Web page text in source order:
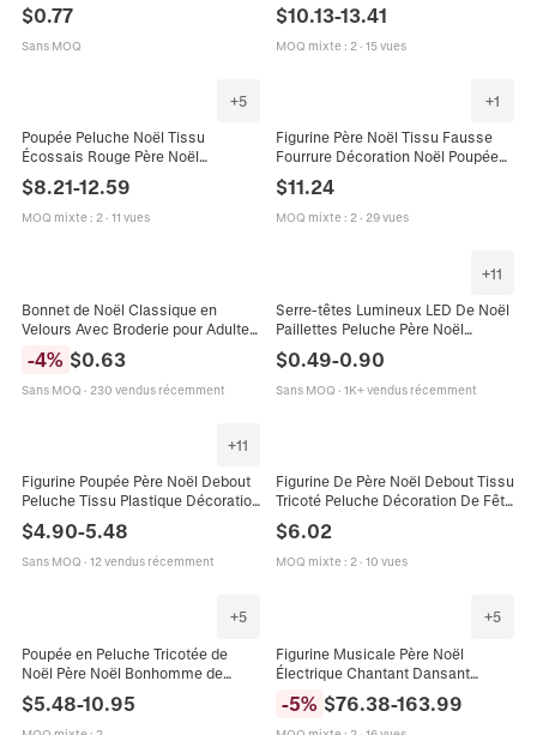
Neige Renne Épingles À Cheveux
Accessoires De Fête
$0.77
Sans MOQ
Neige Renne Figurines Tissu
Jambe Télescopique Décoration
Maison Cadeau
$10.13-13.41
MOQ mixte: 2· 15 vues
+5
Poupée Peluche Noël Tissu
Écossais Rouge Père Noël
Bonhomme Neige Renne Jambes
Télescopiques Décoration Maison
Fête
$8.21-12.59
MOQ mixte: 2· 11 vues
+1
Figurine Père Noël Tissu Fausse
Fourrure Décoration Noël Poupée
Debout Avec Sac Cadeau Lanterne
Ornement Traditionnel
$11.24
MOQ mixte: 2· 29 vues
Bonnet de Noël Classique en
Velours Avec Broderie pour Adultes
Bonhomme de Neige Bonnet de
Fête
-4% $0.63
Sans MOQ · 230 vendus récemment
+11
Serre-têtes Lumineux LED De Noël
Paillettes Peluche Père Noël
Accessoires Cheveux Fête
$0.49-0.90
Sans MOQ · 1K+ vendus récemment
+11
Figurine Poupée Père Noël Debout
Peluche Tissu Plastique Décoration
De Table Noël Fête Ornement De
Vitrine
$4.90-5.48
Sans MOQ · 12 vendus récemment
Figurine De Père Noël Debout Tissu
Tricoté Peluche Décoration De Fête
Style Nordique Ornement De
Bureau Décoration De Noël
$6.02
MOQ mixte: 2· 10 vues
+5
Poupée en Peluche Tricotée de
Noël Père Noël Bonhomme de
Jambe Ornement Maison Fête
Nouvel An
$5.48-10.95
+5
Figurine Musicale Père Noël
Électrique Chantant Dansant
Plastique Durable Fête Intérieur
Bienvenue
-5% $76.38-163.99